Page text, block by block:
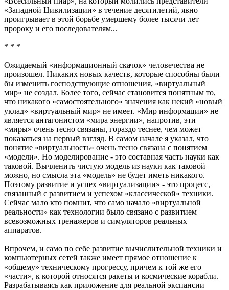
«Западной Цивилизации» в течение десятилетий, явно
проигрывает в этой борьбе умершему более тысячи лет
пророку и его последователям...
* * *
Ожидаемый «информационный скачок» человечества не
произошел. Никаких новых качеств, которые способны были
бы изменить господствующие отношения, «виртуальный
мир» не создал. Более того, сейчас становится понятным то,
что никакого «самостоятельного» значения как некий «новый
уклад» «виртуальный мир» не имеет. «Мир информации» не
является антагонистом «мира энергии», напротив, эти
«миры» очень тесно связаны, гораздо теснее, чем может
показаться на первый взгляд. В самом начале я указал, что
понятие «виртуальность» очень тесно связана с понятием
«модели». Но моделирование - это составная часть науки как
таковой. Вычленить чистую модель из науки как таковой
можно, но смысла эта «модель» не будет иметь никакого.
Поэтому развитие и успех «виртуализации» - это процесс,
связанный с развитием и успехом «классической» техники.
Сейчас мало кто помнит, что само начало «виртуальной
реальности» как технологии было связано с развитием
всевозможных тренажеров и симуляторов реальных
аппаратов.
Впрочем, и само по себе развитие вычислительной техники и
компьютерных сетей также имеет прямое отношение к
«общему» техническому прогрессу, причем к той же его
«части», к которой относятся ракеты и космические корабли.
Разрабатываясь как приложение для реальной экспансии